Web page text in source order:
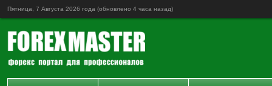
Пятница, 7 Августа 2026 года (обновлено 4 часа назад)